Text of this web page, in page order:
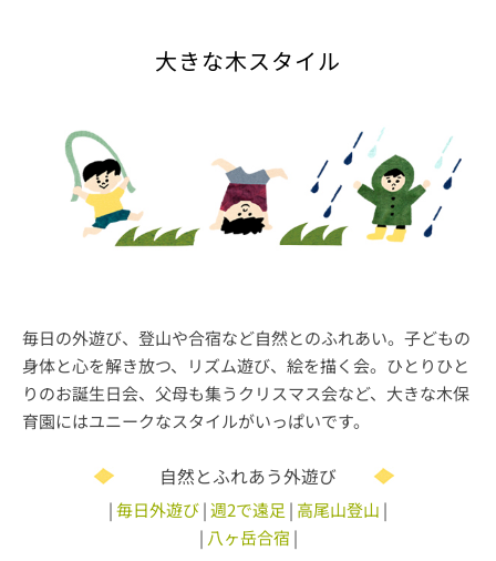
大きな木スタイル
毎日の外遊び、登山や合宿など自然とのふれあい。子どもの
身体と心を解き放つ、リズム遊び、絵を描く会。ひとりひと
りのお誕生日会、父母も集うクリスマス会など、大きな木保
育園にはユニークなスタイルがいっぱいです。
自然とふれあう外遊び
|毎日外遊び|週2で遠足 | 高尾山登山 |
| 八ヶ岳合宿 |